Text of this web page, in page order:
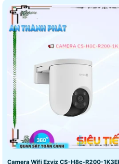
Camera Wifi Ezviz CS-H8c-R200-